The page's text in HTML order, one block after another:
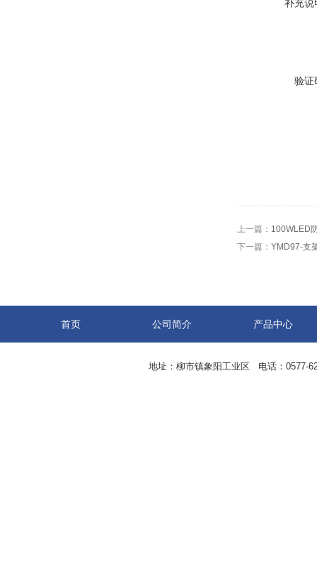
补充说
验证
上一篇： 100WLED
下一篇： YMD97-支
首页 公司简介 产品中心
地址：柳市镇象阳工业区 电话：0577-